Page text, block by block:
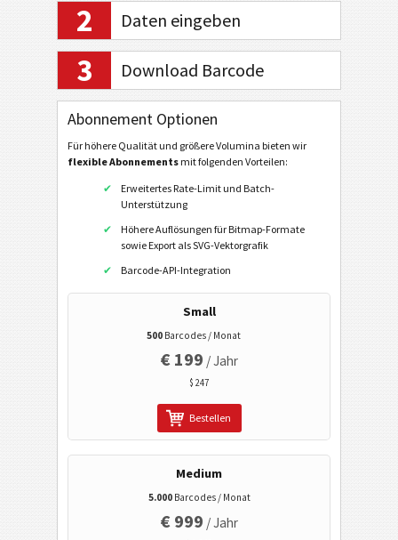
Electronic Banking / SEPA
Mobile Tagging
Gesundheitswesen
ISBN Codes
Visitenkarten
QR Code vCard
QR Code MeCard
Data Matrix MeCard
Kalender Codes
Wi-Fi Barcodes
2 Daten eingeben
3 Download Barcode
Abonnement Optionen
Für höhere Qualität und größere Volumina bieten wir
flexible Abonnements mit folgenden Vorteilen:
Erweitertes Rate-Limit und Batch-
Unterstützung
Höhere Auflösungen für Bitmap-Formate
sowie Export als SVG-Vektorgrafik
Barcode-API-Integration
Small
500 Barcodes / Monat
€ 199 / Jahr
$ 247
Bestellen
Medium
5.000Barcodes / Monat
€ 999 / Jahr